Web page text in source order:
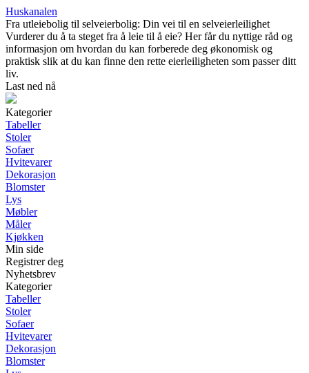
Huskanalen
Fra utleiebolig til selveierbolig: Din vei til en selveierleilighet
Vurderer du å ta steget fra å leie til å eie? Her får du nyttige råd og
informasjon om hvordan du kan forberede deg økonomisk og
praktisk slik at du kan finne den rette eierleiligheten som passer ditt
liv.
Last ned nå
Kategorier
Tabeller
Stoler
Sofaer
Hvitevarer
Dekorasjon
Blomster
Lys
Møbler
Måler
Kjøkken
Min side
Registrer deg
Nyhetsbrev
Kategorier
Tabeller
Stoler
Sofaer
Hvitevarer
Dekorasjon
Blomster